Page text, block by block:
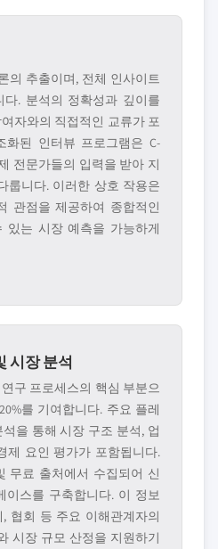
의 추출이며, 전체 인사이트
다. 분석의 정확성과 깊이를
자와의 직접적인 교류가 포
화된 인터뷰 프로그램은 C-
전문가들의 입력을 받아 지
룹니다. 이러한 상호 작용은
관점을 제공하여 종합적인
있는 시장 예측을 가능하게
시장 분석
구 프로세스의 핵심 부분으
를 기여합니다. 주요 플레
을 통해 시장 구조 분석, 업
제 요인 평가가 포함됩니다.
무료 출처에서 수집되어 신
이스를 구축합니다. 이 정보
협회 등 주요 이해관계자의
시장 규모 산정을 지원하기